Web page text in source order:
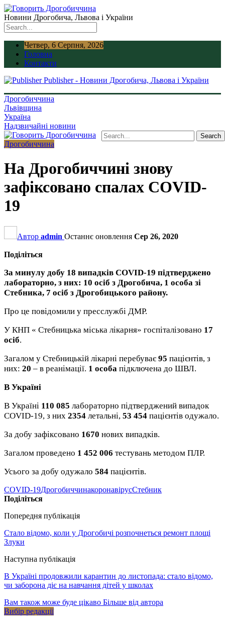
Новини Дрогобича, Львова і України
Четвер, 6 Серпня, 2026
Головна
Контакти
Publisher - Новини Дрогобича, Львова і України
Дрогобиччина
Львівщина
Україна
Надзвичайні новини
Дрогобиччина
На Дрогобиччині знову
зафіксовано спалах COVID-
19
Автор admin Останнє оновлення Сер 26, 2020
Поділіться
За минулу добу 18 випадків COVID-19 підтверджено
лабораторно, з них: 10 осіб з Дрогобича, 1 особа зі
Стебника, 7 осіб з Дрогобицького району.
Про це повідомили у пресслужбі ДМР.
У КНП « Стебницька міська лікарня» госпіталізовано 17
осіб.
Загалом у Стебницькій лікарні перебуває 95 пацієнтів, з
них: 20 – в реанімації. 1 особа підключена до ШВЛ.
В Україні
В Україні 110 085 лабораторно підтверджений випадок
COVID-19, з них 2354 летальні, 53 454 пацієнтів одужало.
За добу зафіксовано 1670 нових випадків.
Загалом проведено 1 452 006 тестувань методом ПЛР.
Усього за добу одужало 584 пацієнтів.
COVID-19ДрогобиччинакоронавірусСтебник
Поділіться
Попередня публікація
Стало відомо, коли у Дрогобичі розпочнеться ремонт площі
Злуки
Наступна публікація
В Україні продовжили карантин до листопада: стало відомо,
чи заборона діє на навчання дітей у школах
Вам також може буде цікаво Більше від автора
Вибір редакції